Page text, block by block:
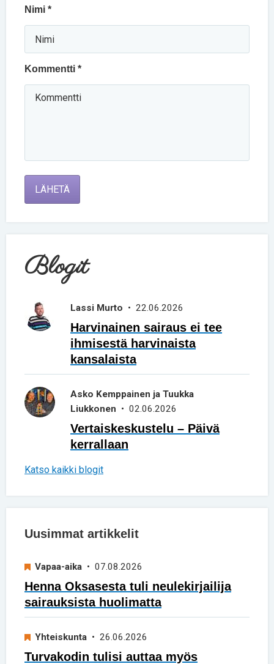
Nimi *
Kommentti *
LÄHETÄ
Blogit
Lassi Murto • 22.06.2026
Harvinainen sairaus ei tee
ihmisestä harvinaista
kansalaista
Asko Kemppainen ja Tuukka
Liukkonen • 02.06.2026
Vertaiskeskustelu – Päivä
kerrallaan
Katso kaikki blogit
Uusimmat artikkelit
Vapaa-aika • 07.08.2026
Henna Oksasesta tuli neulekirjailija
sairauksista huolimatta
Yhteiskunta • 26.06.2026
Turvakodin tulisi auttaa myös